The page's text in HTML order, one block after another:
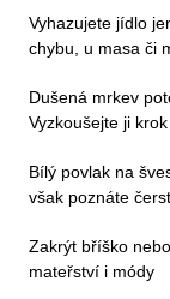
Vyhazujete jídlo
chybu, u masa či
Dušená mrkev
Vyzkoušejte ji
Bílý povlak na
však poznáte
Zakrýt bříško
mateřství i módy